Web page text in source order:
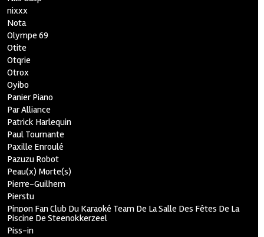
nixxx
Nota
Olympe 69
Otite
Otqrie
Otrox
Oyibo
Panier Piano
Par Alliance
Patrick Harlequin
Paul Tournante
Paxille Enroulé
Pazuzu Robot
Peau(x) Morte(s)
Pierre-Guilhem
Pierstu
Pinpon Fan Club Du Karaoké Team De La Salle Des Fêtes De La
Piscine De Steenokkerzeel
Piss-in